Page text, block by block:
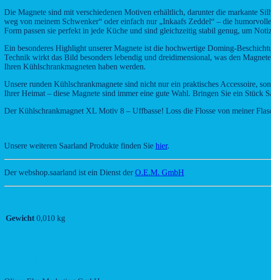
Die Magnete sind mit verschiedenen Motiven erhältlich, darunter die markante
weg von meinem Schwenker“ oder einfach nur „Inkaafs Zeddel“ – die
Form passen sie perfekt in jede Küche und sind gleichzeitig stabil genug, um
Ein besonderes Highlight unserer Magnete ist die hochwertige Doming-
Technik wirkt das Bild besonders lebendig und dreidimensional, was den
Ihren Kühlschrankmagneten haben werden.
Unsere runden Kühlschrankmagnete sind nicht nur ein praktisches Accessoire,
Ihrer Heimat – diese Magnete sind immer eine gute Wahl. Bringen Sie ein
Der Kühlschrankmagnet XL Motiv 8 – Uffbasse! Loss die Flosse von meiner
Unsere weiteren Saarland Produkte finden Sie hier.
Der webshop.saarland ist ein Dienst derO.E.M. GmbH
Gewicht 0,010 kg